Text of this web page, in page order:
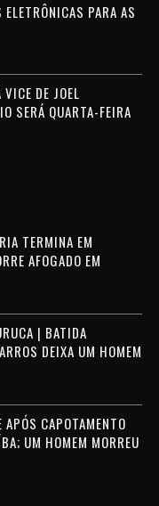
PARA AS
VICE DE JOEL
SERÁ QUARTA-FEIRA
TERMINA EM
AFOGADO EM
| BATIDA
DEIXA UM HOMEM
APÓS CAPOTAMENTO
UM HOMEM MORREU